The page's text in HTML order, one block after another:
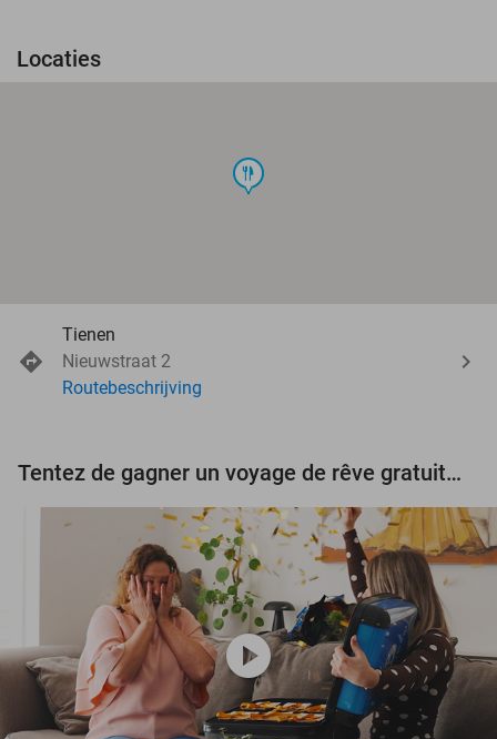
Locaties
food
Tienen
Nieuwstraat 2
Routebeschrijving
Tentez de gagner un voyage de rêve gratuit d'une valeur de 3.000 € !
play_circle